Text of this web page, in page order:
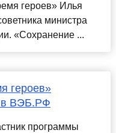
героев» Илья
министра
«Сохранение ...
героев»
в ВЭБ.РФ
программы